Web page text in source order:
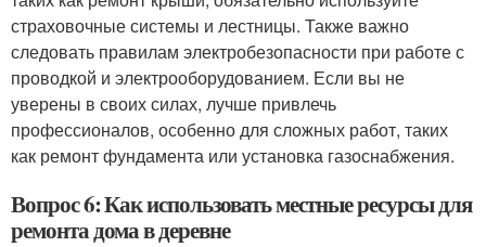
страховочные системы и лестницы. Также важно
следовать правилам электробезопасности при работе с
проводкой и электрооборудованием. Если вы не
уверены в своих силах, лучше привлечь
профессионалов, особенно для сложных работ, таких
как ремонт фундамента или установка газоснабжения.
Вопрос 6: Как использовать местные ресурсы для
ремонта дома в деревне